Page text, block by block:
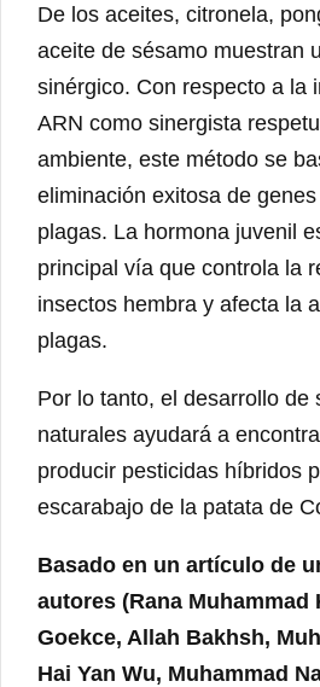
De los aceites, citronela,
aceite de sésamo muestran
sinérgico. Con respecto a la
ARN como sinergista
ambiente, este método se
eliminación exitosa de
plagas. La hormona juvenil
principal vía que controla la
insectos hembra y afecta la
plagas.
Por lo tanto, el desarrollo de
naturales ayudará a
producir pesticidas híbridos
escarabajo de la patata de
Basado en un artículo de
autores (Rana Muhammad
Goekce, Allah Bakhsh,
Hai Yan Wu, Muhammad